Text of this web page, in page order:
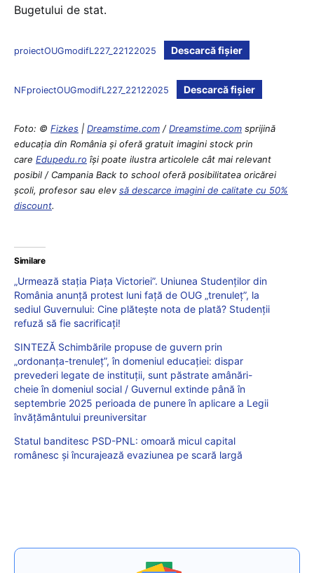
Bugetului de stat.
proiectOUGmodifL227_22122025 Descarcă fișier
NFproiectOUGmodifL227_22122025 Descarcă fișier
Foto: © Fizkes | Dreamstime.com /Dreamstime.com sprijină
educaţia din România şi oferă gratuit imagini stock prin
care Edupedu.ro îşi poate ilustra articolele cât mai relevant
posibil / Campania Back to school oferă posibilitatea oricărei
școli, profesor sau elevsă descarce imagini de calitate cu 50%
discount.
Similare
„Urmează stația Piața Victoriei”. Uniunea Studenților din
România anunță protest luni față de OUG „trenuleț”, la
sediul Guvernului: Cine plătește nota de plată? Studenții
refuză să fie sacrificați!
SINTEZĂ Schimbările propuse de guvern prin
„ordonanța-trenuleț”, în domeniul educației: dispar
prevederi legate de instituții, sunt păstrate amânări-
cheie în domeniul social / Guvernul extinde până în
septembrie 2025 perioada de punere în aplicare a Legii
învățământului preuniversitar
Statul banditesc PSD-PNL: omoară micul capital
românesc și încurajează evaziunea pe scară largă